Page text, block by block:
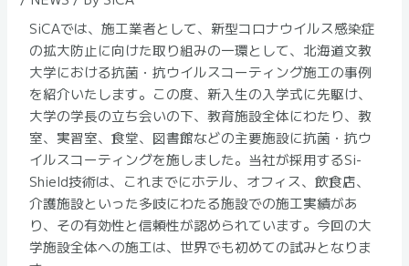
SiCAでは、施工業者として、新型コロナウイルス感染症
の拡大防止に向けた取り組みの一環として、北海道文教
大学における抗菌・抗ウイルスコーティング施工の事例
を紹介いたします。この度、新入生の入学式に先駆け、
大学の学長の立ち会いの下、教育施設全体にわたり、教
室、実習室、食堂、図書館などの主要施設に抗菌・抗ウ
イルスコーティングを施しました。当社が採用するSi-
Shield技術は、これまでにホテル、オフィス、飲食店、
介護施設といった多岐にわたる施設での施工実績があ
り、その有効性と信頼性が認められています。今回の大
学施設全体への施工は、世界でも初めての試みとなりま